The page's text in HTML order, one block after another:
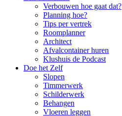
Verbouwen hoe gaat dat?
Planning hoe?
Tips per vertrek
Roomplanner
Architect
Afvalcontainer huren
Klushuis de Podcast
Doe het Zelf
Slopen
Timmerwerk
Schilderwerk
Behangen
Vloeren leggen